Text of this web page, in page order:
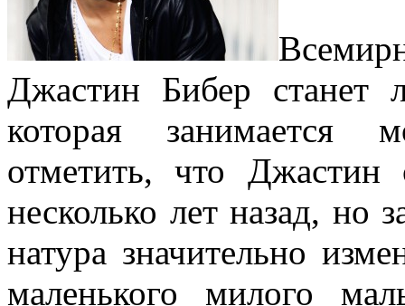
Джастин Бибер станет
которая занимается
отметить, что
несколько лет назад, но
натура значительно
маленького милого